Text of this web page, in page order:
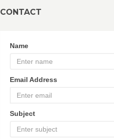
CONTACT
Name
Email Address
Subject